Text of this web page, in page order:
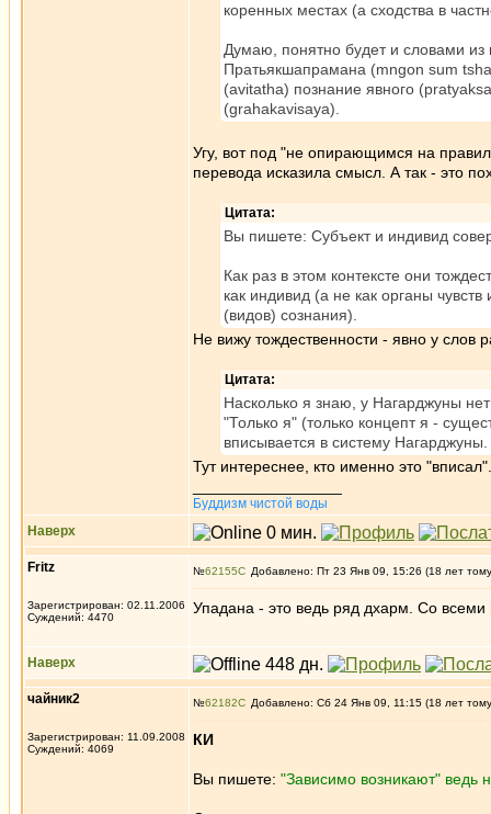
коренных местах (а сходства в
Думаю, понятно будет и словами из
Пратьякшапрамана (mngon sum
(avitatha) познание явного
(grahakavisaya).
Угу, вот под "не опирающимся на
перевода исказила смысл. А так - это
Цитата:
Вы пишете: Субъект и индивид
Как раз в этом контексте они
как индивид (а не как органы
(видов) сознания).
Не вижу тождественности - явно у
Цитата:
Насколько я знаю, у Нагарджуны
"Только я" (только концепт я -
вписывается в систему Нагарджуны.
Тут интереснее, кто именно это
Буддизм чистой воды
Наверх
Fritz
Зарегистрирован: 02.11.2006
Суждений: 4470
№62155 Добавлено: Пт 23 Янв 09, 15:26 (18 лет
Упадана - это ведь ряд дхарм. Со
Наверх
чайник2
Зарегистрирован: 11.09.2008
Суждений: 4069
№62182 Добавлено: Сб 24 Янв 09, 11:15 (18 лет
КИ
Вы пишете: "Зависимо возникают" ведь